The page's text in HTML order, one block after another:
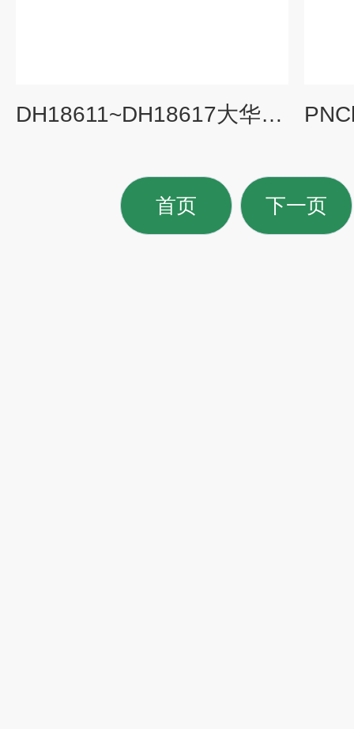
DH18611~DH18617大华DH18600系列高性能可编程交流电源
首页 下一页